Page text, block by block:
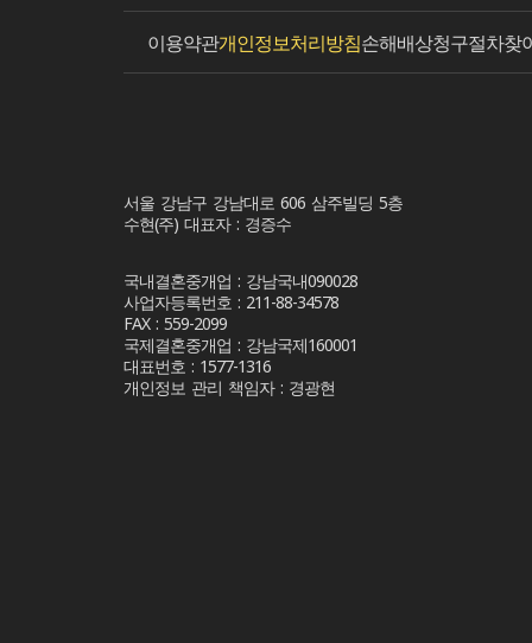
이용약관개인정보처리방침손해배상청구절차찾
서울 강남구 강남대로 606 삼주빌딩 5층
수현(주) 대표자 : 경증수
국내결혼중개업 : 강남국내090028
사업자등록번호 : 211-88-34578
FAX : 559-2099
국제결혼중개업 : 강남국제160001
대표번호 : 1577-1316
개인정보 관리 책임자 : 경광현